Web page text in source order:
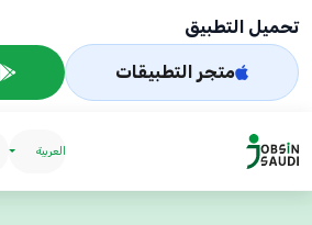
تحميل التطبيق
متجر التطبيقات
العربية